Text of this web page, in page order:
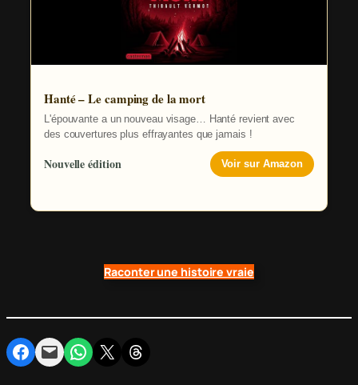
Hanté – Le camping de la mort
L'épouvante a un nouveau visage… Hanté revient avec
des couvertures plus effrayantes que jamais !
Nouvelle édition Voir sur Amazon
Raconter une histoire vraie
Partager sur Facebook
Envoyer cette page par e-mailPartager sur WhatsApp
Partager sur X Partager sur Threads